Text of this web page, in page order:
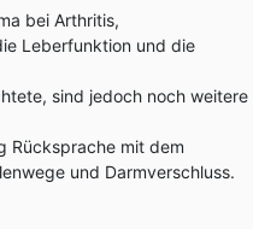
bei Arthritis,
Leberfunktion und die
sind jedoch noch weitere
Rücksprache mit dem
und Darmverschluss.